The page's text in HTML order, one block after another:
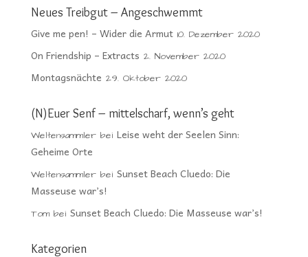
Neues Treibgut – Angeschwemmt
Give me pen! – Wider die Armut 10. Dezember 2020
On Friendship – Extracts 2. November 2020
Montagsnächte 29. Oktober 2020
(N)Euer Senf – mittelscharf, wenn’s geht
Weltensammlerbei Leise weht der Seelen Sinn:
Geheime Orte
Weltensammlerbei Sunset Beach Cluedo: Die
Masseuse war’s!
Tombei Sunset Beach Cluedo: Die Masseuse war’s!
Kategorien